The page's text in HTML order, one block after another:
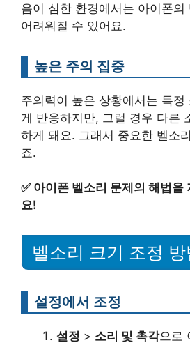
음이 심한 환경에서는 아이폰의
어려워질 수 있어요.
높은 주의 집중
주의력이 높은 상황에서는 특
게 반응하지만, 그럴 경우 다른
하게 돼요. 그래서 중요한 벨소
죠.
✅ 아이폰 벨소리 문제의 해법을
요!
벨소리 크기 조정 방
설정에서 조정
설정 > 소리 및 촉각으로